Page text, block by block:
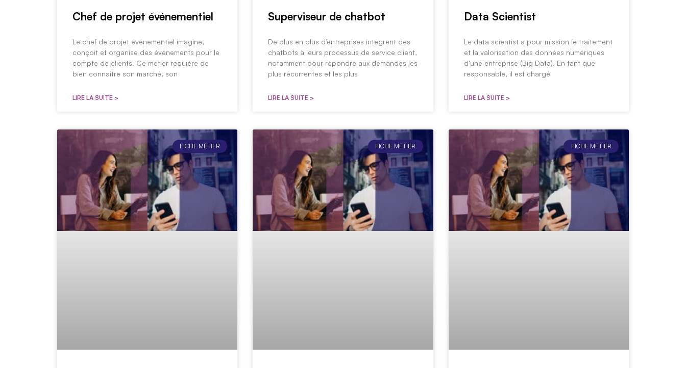
Chef de projet événementiel
Le chef de projet événementiel imagine,
conçoit et organise des événements pour le
compte de clients. Ce métier requière de
bien connaitre son marché, son
LIRE LA SUITE >
Superviseur de chatbot
De plus en plus d’entreprises intègrent des
chatbots à leurs processus de service client,
notamment pour répondre aux demandes les
plus récurrentes et les plus
LIRE LA SUITE >
Data Scientist
Le data scientist a pour mission le traitement
et la valorisation des données numériques
d’une entreprise (Big Data). En tant que
responsable, il est chargé
LIRE LA SUITE >
FICHE MÉTIER FICHE MÉTIER FICHE MÉTIER